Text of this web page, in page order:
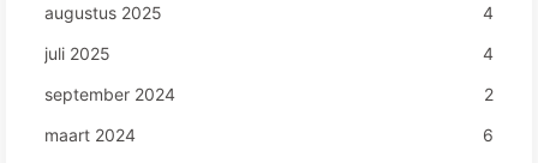
augustus 2025
4
juli 2025
4
september 2024
2
maart 2024
6